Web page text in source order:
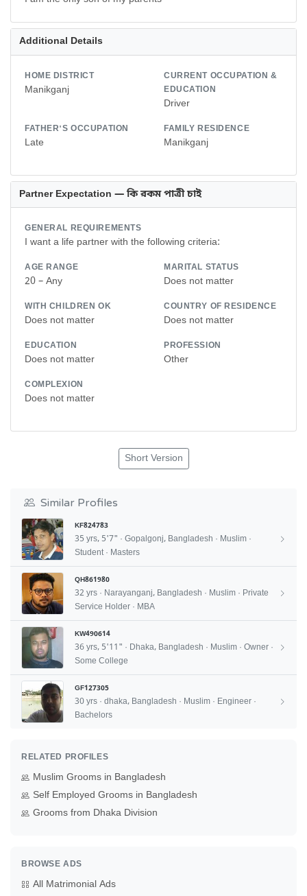
Additional Details
HOME DISTRICT
Manikganj
CURRENT OCCUPATION &
EDUCATION
Driver
FATHER'S OCCUPATION
Late
FAMILY RESIDENCE
Manikganj
Partner Expectation — কি রকম পাত্রী চাই
GENERAL REQUIREMENTS
I want a life partner with the following criteria:
AGE RANGE
20 – Any
MARITAL STATUS
Does not matter
WITH CHILDREN OK
Does not matter
COUNTRY OF RESIDENCE
Does not matter
EDUCATION
Does not matter
PROFESSION
Other
COMPLEXION
Does not matter
Short Version
Similar Profiles
KF824783
35 yrs, 5'7" · Gopalgonj, Bangladesh · Muslim ·
Student · Masters
QH861980
32 yrs · Narayanganj, Bangladesh · Muslim · Private
Service Holder · MBA
KW490614
36 yrs, 5'11" · Dhaka, Bangladesh · Muslim · Owner ·
Some College
GF127305
30 yrs · dhaka, Bangladesh · Muslim · Engineer ·
Bachelors
RELATED PROFILES
Muslim Grooms in Bangladesh
Self Employed Grooms in Bangladesh
Grooms from Dhaka Division
BROWSE ADS
All Matrimonial Ads